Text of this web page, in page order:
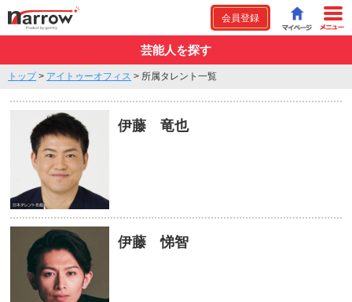
会員登録
芸能人を探す
トップ> アイトゥーオフィス > 所属タレント一覧
伊藤 竜也
伊藤 悌智